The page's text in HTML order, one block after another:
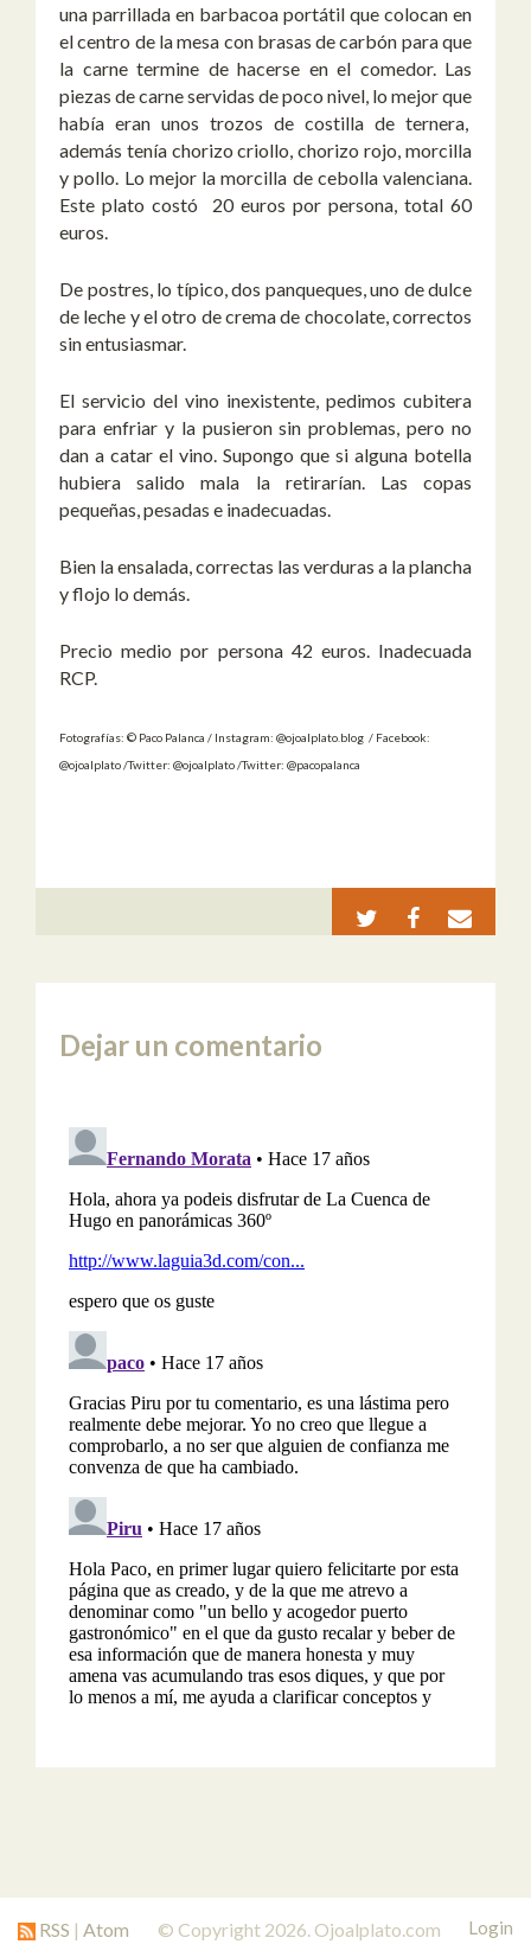
una parrillada en barbacoa portátil que colocan en
el centro de la mesa con brasas de carbón para que
la carne termine de hacerse en el comedor. Las
piezas de carne servidas de poco nivel, lo mejor que
había eran unos trozos de costilla de ternera,
además tenía chorizo criollo, chorizo rojo, morcilla
y pollo. Lo mejor la morcilla de cebolla valenciana.
Este plato costó 20 euros por persona, total 60
euros.
De postres, lo típico, dos panqueques, uno de dulce
de leche y el otro de crema de chocolate, correctos
sin entusiasmar.
El servicio del vino inexistente, pedimos cubitera
para enfriar y la pusieron sin problemas, pero no
dan a catar el vino. Supongo que si alguna botella
hubiera salido mala la retirarían. Las copas
pequeñas, pesadas e inadecuadas.
Bien la ensalada, correctas las verduras a la plancha
y flojo lo demás.
Precio medio por persona 42 euros. Inadecuada
RCP.
Fotografías: © Paco Palanca / Instagram: @ojoalplato.blog / Facebook:
@ojoalplato /Twitter: @ojoalplato /Twitter: @pacopalanca
Dejar un comentario
RSS | Atom © Copyright 2026. Ojoalplato.com Login